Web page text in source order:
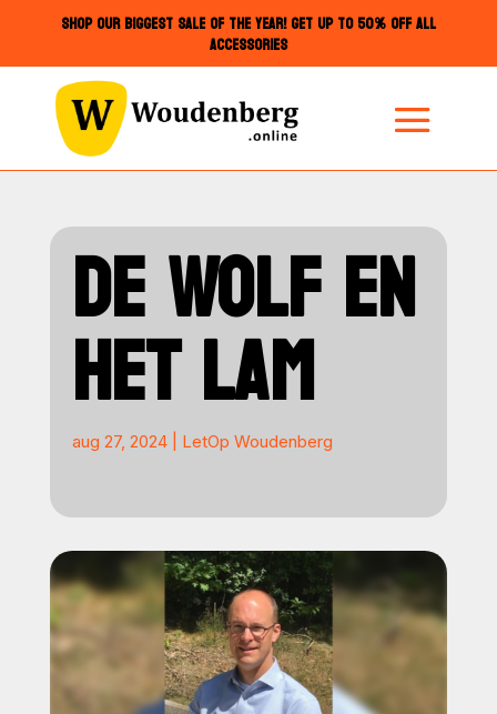
SHOP OUR BIGGEST SALE OF THE YEAR! GET UP TO 50% OFF ALL
ACCESSORIES
DE WOLF EN
HET LAM
aug 27, 2024| LetOp Woudenberg